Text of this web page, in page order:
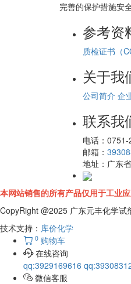
完善的保护措施安
参考资
质检证书（
关于我
公司简介 企
联系我
电话： 0751-
邮箱：
地址： 广东
本网站销售的所有产品仅用于工业
CopyRight @2025 广东元丰化学
技术支持： 库价化学
0 购物车
在线咨询
qq:3929169616
微信客服